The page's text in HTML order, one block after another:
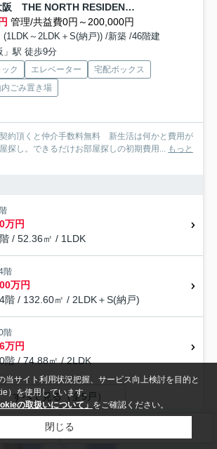
グラングリーン大阪 THE NORTH RESIDENCE 仲介手数料無料
管理/共益費0円～200,000円
(1LDK～2LDK＋S(納戸)) /新築 /46階建
」駅 徒歩9分
ク エレベーター
宅配ボックス
内ごみ置き場
約頂くと仲介手数料無料 新生活は何かと費用が
探し。できるだけお部屋探しの初期費用... もっと
万円
/ 52.36㎡ / 1LDK
階
万円
階 / 132.60㎡ / 2LDK＋S(納戸)
階
万円
階 / 74.88㎡ / 2LDK
すべて見る（全9戸）
当サイト利用状況把握、サービス向上検討を目的と
）を使用しています。
の取扱いについて」 をご確認ください。
閉じる